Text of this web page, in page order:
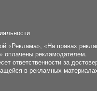
«Реклама», «На правах
оплачены рекламодателем.
ответственности за
в рекламных